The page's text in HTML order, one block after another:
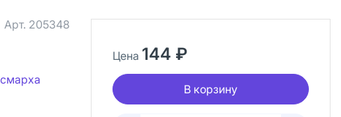
Арт. 205348
Цена 144 ₽
В корзину